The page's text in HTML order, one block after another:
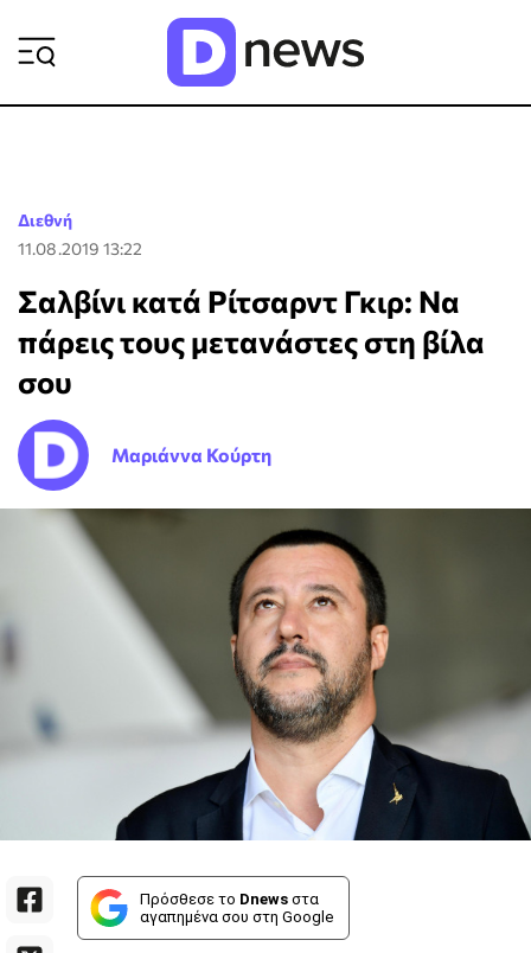
Διεθνή
11.08.2019 13:22
Σαλβίνι κατά Ρίτσαρντ Γκιρ: Να
πάρεις τους μετανάστες στη βίλα
σου
Μαριάννα Κούρτη
Πρόσθεσε το Dnews στα
αγαπημένα σου στη Google